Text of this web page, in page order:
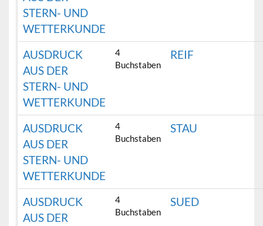
STERN- UND
WETTERKUNDE
AUSDRUCK
AUS DER
STERN- UND
WETTERKUNDE
4
Buchstaben
REIF
AUSDRUCK
AUS DER
STERN- UND
WETTERKUNDE
4
Buchstaben
STAU
AUSDRUCK
AUS DER
4
Buchstaben
SUED